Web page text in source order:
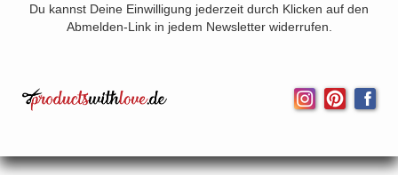
Du kannst Deine Einwilligung jederzeit durch Klicken auf den
Abmelden-Link in jedem Newsletter widerrufen.